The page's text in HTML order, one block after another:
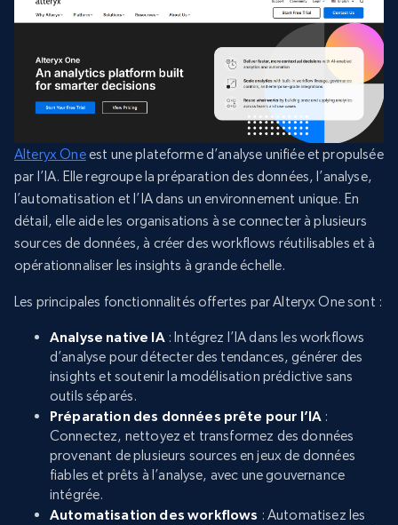
Alteryx Oneest une plateforme d’analyse unifiée et propulsée
par l’IA. Elle regroupe la préparation des données, l’analyse,
l’automatisation et l’IA dans un environnement unique. En
détail, elle aide les organisations à se connecter à plusieurs
sources de données, à créer des workflows réutilisables et à
opérationnaliser les insights à grande échelle.
Les principales fonctionnalités offertes par Alteryx One sont :
Analyse native IA: Intégrez l’IA dans les workflows
d’analyse pour détecter des tendances, générer des
insights et soutenir la modélisation prédictive sans
outils séparés.
Préparation des données prête pour l’IA :
Connectez, nettoyez et transformez des données
provenant de plusieurs sources en jeux de données
fiables et prêts à l’analyse, avec une gouvernance
intégrée.
Automatisation des workflows : Automatisez les